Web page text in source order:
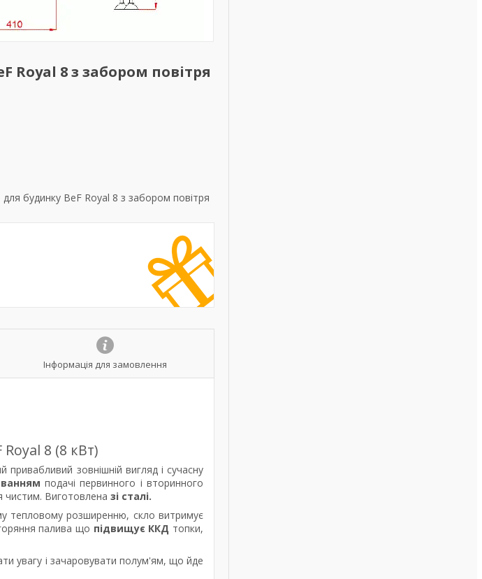
Royal 8 з забором повітря
будинку BeF Royal 8 з забором повітря
Інформація для замовлення
8 (8 кВт)
привабливий зовнішній вигляд і сучасну
подачі первинного і вторинного
чистим. Виготовлена зі сталі.
тепловому розширенню, скло витримує
палива що підвищує ККД топки,
увагу і зачаровувати полум'ям, що йде